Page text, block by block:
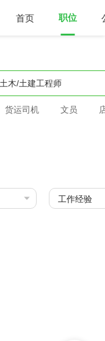
首页 职位
货运司机 文员
工作经验